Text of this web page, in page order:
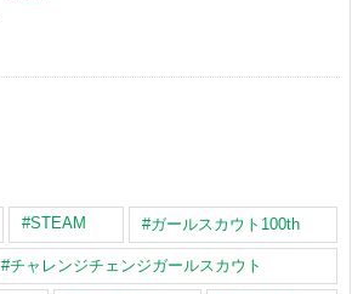
#STEAM #ガールスカウト100th
#チャレンジチェンジガールスカウト